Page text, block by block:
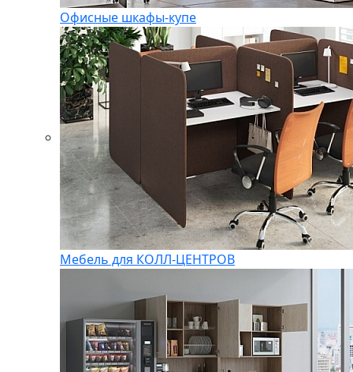
Офисные шкафы-купе
Мебель для КОЛЛ-ЦЕНТРОВ